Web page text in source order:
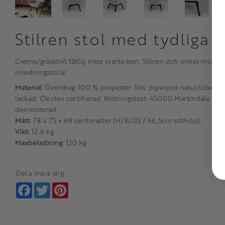
Stilren stol med tydliga
Creme/gräddvit fåtölj med svarta ben. Stilren och enkel möbel
inredningsstilar.
Material: Överdrag: 100 % polyester. Sits: plywood natur/
lackad. Ökotex certifierad. Nötningstest: 45000 Martindale.
demonterad.
Mått: 78 x 75 x 69 centimeter (H/B/D) / 46,5cm sitthöjd.
Vikt: 12.6 kg
Maxbelastning: 120 kg
Dela med dig
Facebook
Twitter